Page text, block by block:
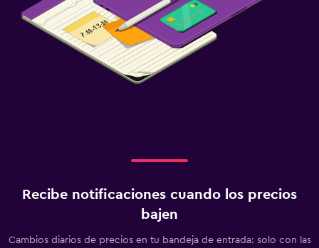
Recibe notificaciones cuando los precios
bajen
Cambios diarios de precios en tu bandeja de entrada: solo con las